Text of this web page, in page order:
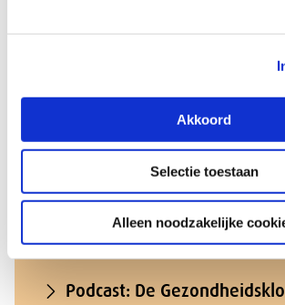
Akkoord
Selectie toestaan
Alleen noodzakelijke
Podcast: De